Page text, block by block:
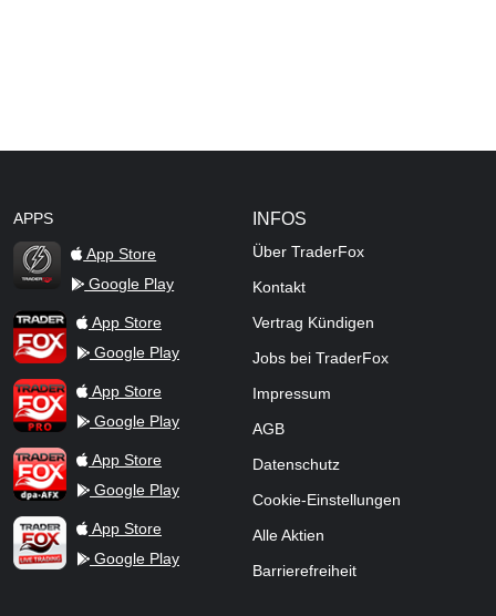
APPS
TraderFox Flash
App Store
Google Play
TraderFox AppApp Store
Google Play
TraderFox ProApp Store
Google Play
TraderFox dpa-AFX ProFeed
App Store
Google Play
TraderFox Live Trading
App Store
Google Play
INFOS
Über TraderFox
Kontakt
Vertrag Kündigen
Jobs bei TraderFox
Impressum
AGB
Datenschutz
Cookie-Einstellungen
Alle Aktien
Barrierefreiheit